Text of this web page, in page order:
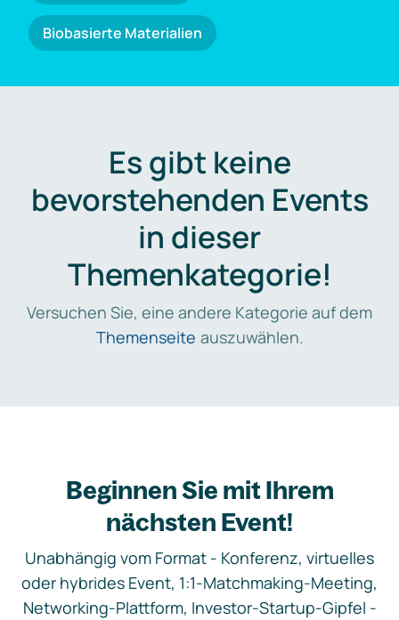
Biobasierte Materialien
Es gibt keine
bevorstehenden Events
in dieser
Themenkategorie!
Versuchen Sie, eine andere Kategorie auf dem
Themenseite auszuwählen.
Beginnen Sie mit Ihrem
nächsten Event!
Unabhängig vom Format - Konferenz, virtuelles
oder hybrides Event, 1:1-Matchmaking-Meeting,
Networking-Plattform, Investor-Startup-Gipfel -